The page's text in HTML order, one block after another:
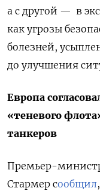
а с другой — в
как угрозы
болезней,
до улучшения
Европа
«теневого
танкеров
Премьер-
Стармер сообщил